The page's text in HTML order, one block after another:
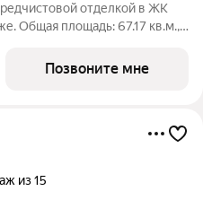
отделкой в ЖК
Общая площадь: 67.17 кв.м.,
paвнoмepнoe
Позвоните мне
из 15